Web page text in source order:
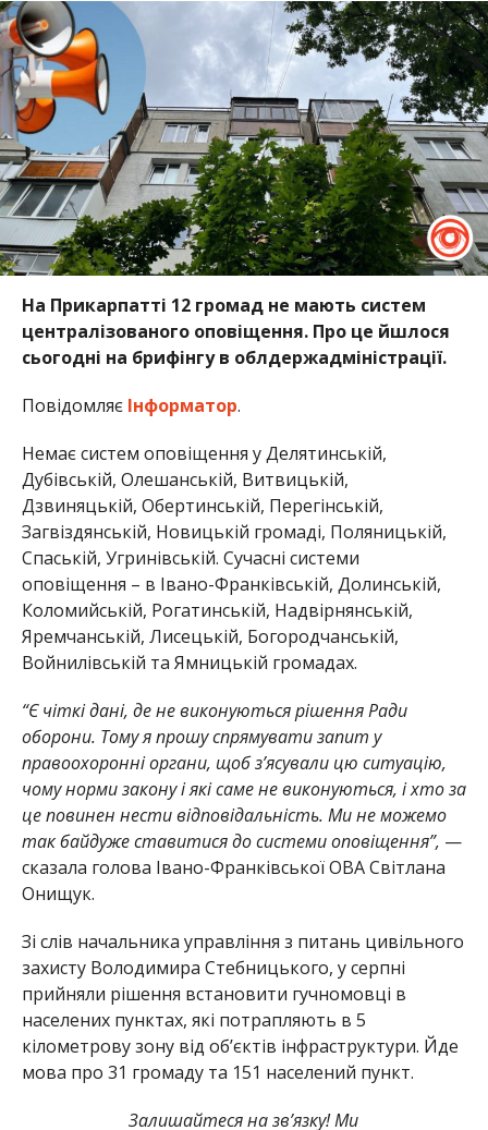
На Прикарпатті 12 громад не мають систем
централізованого оповіщення. Про це йшлося
сьогодні на брифінгу в облдержадміністрації.
Повідомляє Інформатор.
Немає систем оповіщення у Делятинській,
Дубівській, Олешанській, Витвицькій,
Дзвиняцькій, Обертинській, Перегінській,
Загвіздянській, Новицькій громаді, Поляницькій,
Спаській, Угринівській. Сучасні системи
оповіщення – в Івано-Франківській, Долинській,
Коломийській, Рогатинській, Надвірнянській,
Яремчанській, Лисецькій, Богородчанській,
Войнилівській та Ямницькій громадах.
“Є чіткі дані, де не виконуються рішення Ради
оборони. Тому я прошу спрямувати запит у
правоохоронні органи, щоб з’ясували цю ситуацію,
чому норми закону і які саме не виконуються, і хто за
це повинен нести відповідальність. Ми не можемо
так байдуже ставитися до системи оповіщення”, —
сказала голова Івано-Франківської ОВА Світлана
Онищук.
Зі слів начальника управління з питань цивільного
захисту Володимира Стебницького, у серпні
прийняли рішення встановити гучномовці в
населених пунктах, які потрапляють в 5
кілометрову зону від об’єктів інфраструктури. Йде
мова про 31 громаду та 151 населений пункт.
Залишайтеся на зв’язку! Ми